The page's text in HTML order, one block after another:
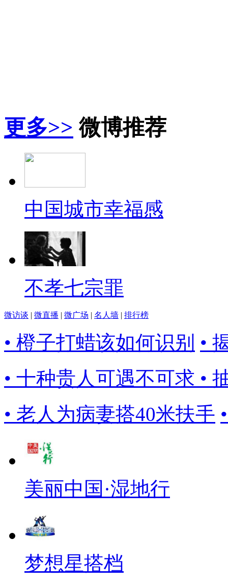
更多>> 微博推荐
中国城市幸福感
不孝七宗罪
微访谈 | 微直播 | 微广场 | 名人墙 | 排行榜
• 橙子打蜡该如何识别 •
• 十种贵人可遇不可求 •
• 老人为病妻搭40米扶手
美丽中国·湿地行
梦想星搭档